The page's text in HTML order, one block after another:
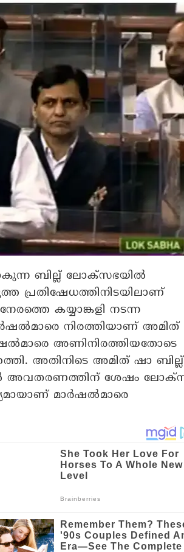
ബില്ല് ലോക്സഭയിൽ
പ്രതിഷേധത്തിനിടയിലാണ്
കയ്യാങ്കളി നടന്ന
നിരത്തിയാണ് അമിത്
അണിനിരത്തിയതോടെ
അതിനിടെ അമിത് ഷാ ബില്ല്
അവതരണത്തിന് ശേഷം
മാർഷൽമാരെ